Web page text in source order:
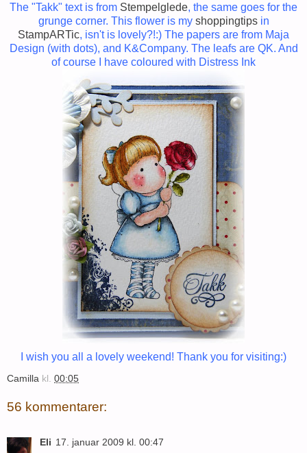
The "Takk" text is from Stempelglede, the same goes for the
grunge corner. This flower is my shoppingtipsin
StampARTic, isn't is lovely?!:) The papers are from Maja
Design (with dots), and K&Company. The leafs are QK. And
of course I have coloured with Distress Ink
I wish you all a lovely weekend! Thank you for visiting:)
Camilla kl. 00:05
56 kommentarer:
Eli 17. januar 2009 kl. 00:47